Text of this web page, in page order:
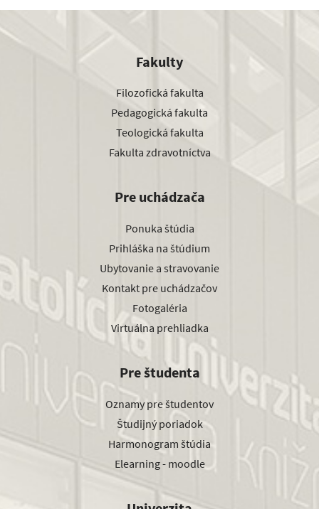
Fakulty
Filozofická fakulta
Pedagogická fakulta
Teologická fakulta
Fakulta zdravotníctva
Pre uchádzača
Ponuka štúdia
Prihláška na štúdium
Ubytovanie a stravovanie
Kontakt pre uchádzačov
Fotogaléria
Virtuálna prehliadka
Pre študenta
Oznamy pre študentov
Študijný poriadok
Harmonogram štúdia
Elearning - moodle